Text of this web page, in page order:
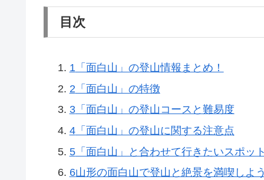
目次
1「面白山」の登山情報まとめ！
2 「面白山」の特徴
3「面白山」の登山コースと難易度
4「面白山」の登山に関する注意点
5「面白山」と合わせて行きたいスポッ
6山形の面白山で登山と絶景を満喫しよ